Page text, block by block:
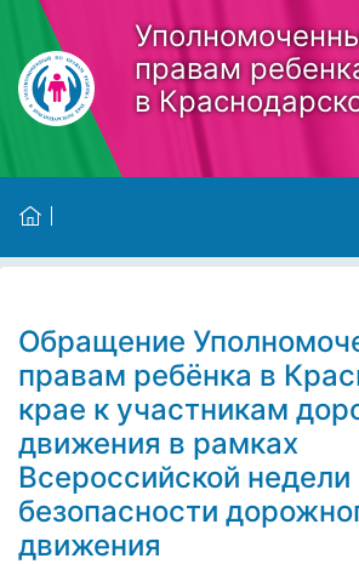
Skip to main content
правам
в
Обращение
правам ребёнка в
крае к участникам
движения в рамках
Всероссийской недели
безопасности
движения